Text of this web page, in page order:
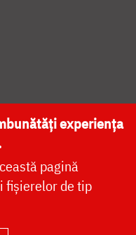
NAȚIONALĂ
experiența
pagină
fișierelor de tip